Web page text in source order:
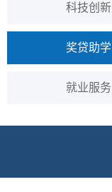
科技创新
奖贷助学
就业服务